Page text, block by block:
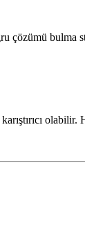
çözümü bulma